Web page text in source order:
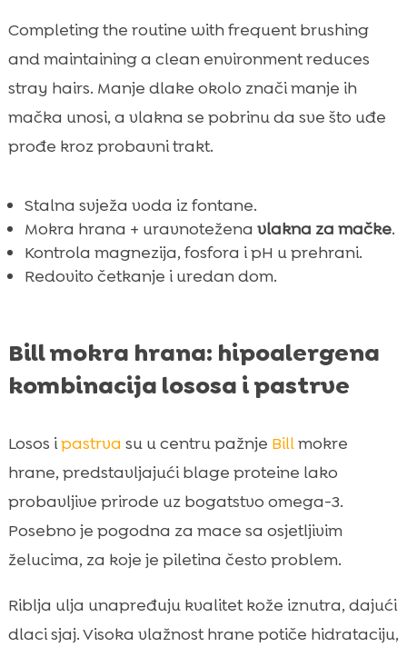
Completing the routine with frequent brushing
and maintaining a clean environment reduces
stray hairs. Manje dlake okolo znači manje ih
mačka unosi, a vlakna se pobrinu da sve što uđe
prođe kroz probavni trakt.
Stalna svježa voda iz fontane.
Mokra hrana + uravnotežena vlakna za mačke.
Kontrola magnezija, fosfora i pH u prehrani.
Redovito četkanje i uredan dom.
Bill mokra hrana: hipoalergena
kombinacija lososa i pastrve
Losos ipastrva su u centru pažnje Billmokre
hrane, predstavljajući blage proteine lako
probavljive prirode uz bogatstvo omega-3.
Posebno je pogodna za mace sa osjetljivim
želucima, za koje je piletina često problem.
Riblja ulja unapređuju kvalitet kože iznutra, dajući
dlaci sjaj. Visoka vlažnost hrane potiče hidrataciju,